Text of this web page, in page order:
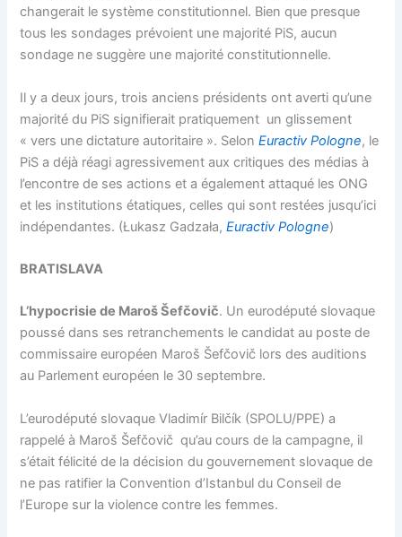
changerait le système constitutionnel. Bien que presque
tous les sondages prévoient une majorité PiS, aucun
sondage ne suggère une majorité constitutionnelle.
Il y a deux jours, trois anciens présidents ont averti qu’une
majorité du PiS signifierait pratiquement un glissement
« vers une dictature autoritaire ». SelonEuractiv Pologne, le
PiS a déjà réagi agressivement aux critiques des médias à
l’encontre de ses actions et a également attaqué les ONG
et les institutions étatiques, celles qui sont restées jusqu’ici
indépendantes. (Łukasz Gadzała,Euractiv Pologne)
BRATISLAVA
L’hypocrisie de Maroš Šefčovič. Un eurodéputé slovaque
poussé dans ses retranchements le candidat au poste de
commissaire européen Maroš Šefčovič lors des auditions
au Parlement européen le 30 septembre.
L’eurodéputé slovaque Vladimír Bilčík (SPOLU/PPE) a
rappelé à Maroš Šefčovič qu’au cours de la campagne, il
s’était félicité de la décision du gouvernement slovaque de
ne pas ratifier la Convention d’Istanbul du Conseil de
l’Europe sur la violence contre les femmes.